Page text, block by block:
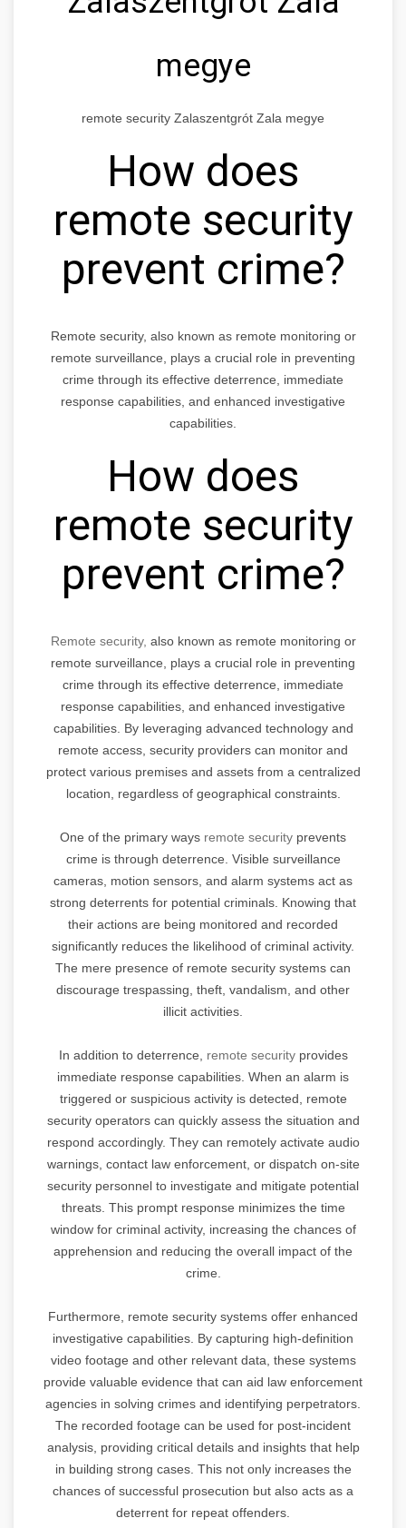
megye
remote security Zalaszentgrót Zala megye
How does
remote security
prevent crime?
Remote security, also known as remote monitoring or
remote surveillance, plays a crucial role in preventing
crime through its effective deterrence, immediate
response capabilities, and enhanced investigative
capabilities.
How does
remote security
prevent crime?
Remote security, also known as remote monitoring or
remote surveillance, plays a crucial role in preventing
crime through its effective deterrence, immediate
response capabilities, and enhanced investigative
capabilities. By leveraging advanced technology and
remote access, security providers can monitor and
protect various premises and assets from a centralized
location, regardless of geographical constraints.
One of the primary ways remote security prevents
crime is through deterrence. Visible surveillance
cameras, motion sensors, and alarm systems act as
strong deterrents for potential criminals. Knowing that
their actions are being monitored and recorded
significantly reduces the likelihood of criminal activity.
The mere presence of remote security systems can
discourage trespassing, theft, vandalism, and other
illicit activities.
In addition to deterrence, remote securityprovides
immediate response capabilities. When an alarm is
triggered or suspicious activity is detected, remote
security operators can quickly assess the situation and
respond accordingly. They can remotely activate audio
warnings, contact law enforcement, or dispatch on-site
security personnel to investigate and mitigate potential
threats. This prompt response minimizes the time
window for criminal activity, increasing the chances of
apprehension and reducing the overall impact of the
crime.
Furthermore, remote security systems offer enhanced
investigative capabilities. By capturing high-definition
video footage and other relevant data, these systems
provide valuable evidence that can aid law enforcement
agencies in solving crimes and identifying perpetrators.
The recorded footage can be used for post-incident
analysis, providing critical details and insights that help
in building strong cases. This not only increases the
chances of successful prosecution but also acts as a
deterrent for repeat offenders.